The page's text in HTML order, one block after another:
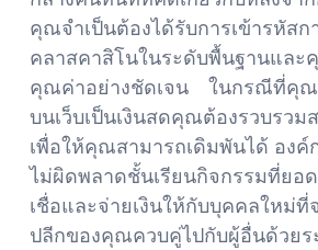
คุณจำเป็นต้องได้รับการเข้ารหัสก
คลาสคาสิโนในระดับพื้นฐานแล
คุณค่าอย่างชัดเจน ในกรณีที่คุณ
บนเว็บเป็นเงินสดคุณต้องรวบรวม
เพื่อให้คุณสามารถเดิมพันได้ องค์
ไม่ผิดพลาดชั้นเรียนกิจกรรมที่ยอ
เชื่อและจ่ายเงินให้กับบุคคลใหม่ที่
ปลีกของคุณควบคู่ไปกับผู้อื่นด้วยร